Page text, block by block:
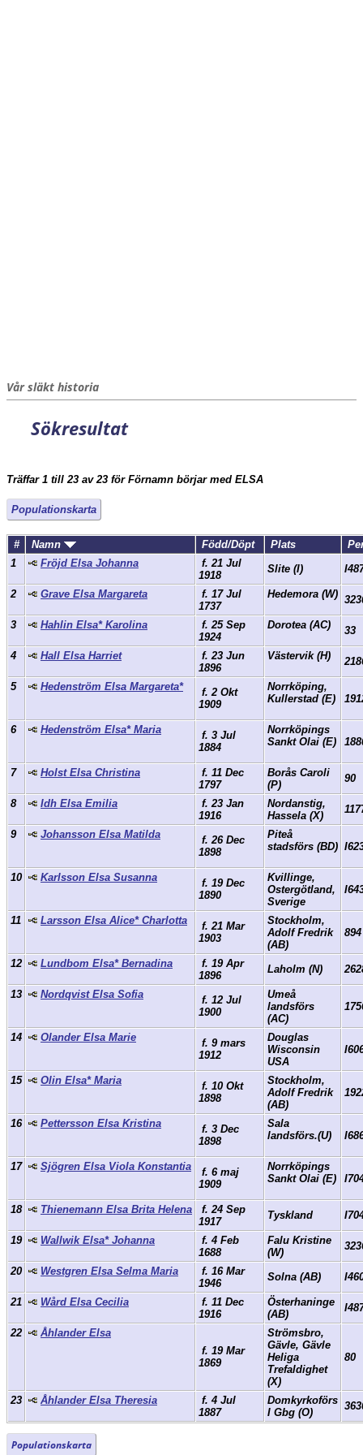
Vår släkt historia
Sökresultat
Träffar 1 till 23 av 23 för Förnamn börjar med ELSA
Populationskarta
# Namn Född/Döpt Plats
1
Fröjd Elsa Johanna
f. 21 Jul
1918
Slite (I)
2 Grave Elsa Margareta
f. 17 Jul
1737
Hedemora (W)
3 Hahlin Elsa* Karolina
f. 25 Sep
1924
Dorotea (AC) 33
4 Hall Elsa Harriet
f. 23 Jun
1896
Västervik (H)
5 Hedenström Elsa Margareta*
f. 2 Okt
1909
Norrköping,
Kullerstad (E)
6 Hedenström Elsa* Maria
f. 3 Jul
1884
Norrköpings
Sankt Olai (E)
7 Holst Elsa Christina
f. 11 Dec
1797
Borås Caroli
(P)
90
8 Idh Elsa Emilia
f. 23 Jan
1916
Nordanstig,
Hassela (X)
9 Johansson Elsa Matilda
f. 26 Dec
1898
Piteå
stadsförs (BD)
10 Karlsson Elsa Susanna
f. 19 Dec
1890
Kvillinge,
Ostergötland,
Sverige
11 Larsson Elsa Alice* Charlotta
f. 21 Mar
1903
Stockholm,
Adolf Fredrik
(AB)
894
12 Lundbom Elsa* Bernadina
f. 19 Apr
1896
Laholm (N)
13 Nordqvist Elsa Sofia
f. 12 Jul
1900
Umeå
landsförs
(AC)
14 Olander Elsa Marie
f. 9 mars
1912
Douglas
Wisconsin
USA
15 Olin Elsa* Maria
f. 10 Okt
1898
Stockholm,
Adolf Fredrik
(AB)
16 Pettersson Elsa Kristina
f. 3 Dec
1898
Sala
landsförs.(U)
17 Sjögren Elsa Viola Konstantia
f. 6 maj
1909
Norrköpings
Sankt Olai (E)
18 Thienemann Elsa Brita Helena
f. 24 Sep
1917
Tyskland
19 Wallwik Elsa* Johanna
f. 4 Feb
1688
Falu Kristine
(W)
20 Westgren Elsa Selma Maria
f. 16 Mar
1946
Solna (AB)
21 Wård Elsa Cecilia
f. 11 Dec
1916
Österhaninge
(AB)
22
Åhlander Elsa
f. 19 Mar
1869
Strömsbro,
Gävle, Gävle
Heliga
Trefaldighet
(X)
80
23 Åhlander Elsa Theresia
f. 4 Jul
1887
Domkyrkoförs
I Gbg (O)
Populationskarta